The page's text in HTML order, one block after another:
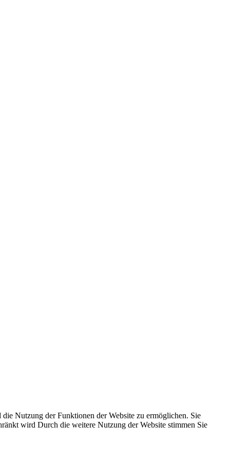
Nutzung der Funktionen der Website zu ermöglichen. Sie
wird Durch die weitere Nutzung der Website stimmen Sie